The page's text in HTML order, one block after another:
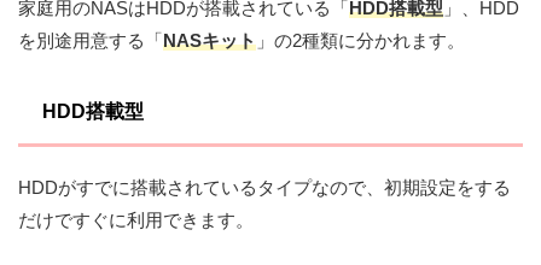
家庭用のNASはHDDが搭載されている「HDD搭載型 」、HDD
を別途用意する「NASキット 」の2種類に分かれます。
HDD搭載型
HDDがすでに搭載されているタイプなので、初期設定をする
だけですぐに利用できます。